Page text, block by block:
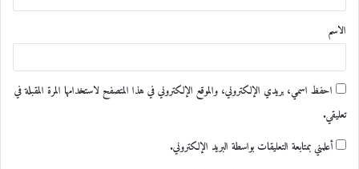
ق
*
الاسم
احفظ اسمي، بريدي الإلكتروني، والموقع الإلكتروني في هذا المتصفح لاستخدامها المرة المقبلة في
تعليقي.
أعلمني بمتابعة التعليقات بواسطة البريد الإلكتروني.